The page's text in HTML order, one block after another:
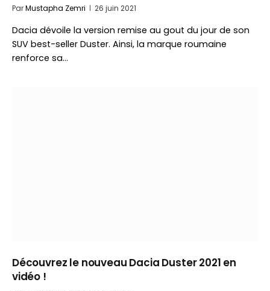
ParMustapha Zemri 26 juin 2021
Dacia dévoile la version remise au gout du jour de son
SUV best-seller Duster. Ainsi, la marque roumaine
renforce sa…
Découvrez le nouveau Dacia Duster 2021 en
vidéo !